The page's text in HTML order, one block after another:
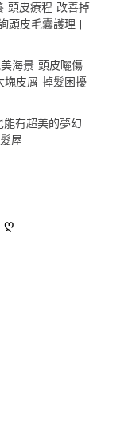
頭皮療程 改善掉
頭皮毛囊護理 |
海景 頭皮曬傷
塊皮屑 掉髮困擾
能有超美的夢幻
屋
ღ